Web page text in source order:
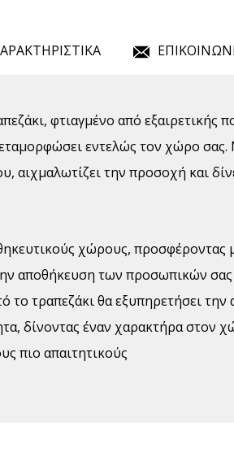
φτιαγμένο από εξαιρετικής
εντελώς τον χώρο σας.
αιχμαλωτίζει την προσοχή και
χώρους, προσφέροντας
αποθήκευση των προσωπικών σας
το τραπεζάκι θα εξυπηρετήσει την
δίνοντας έναν χαρακτήρα στον
πιο απαιτητικούς